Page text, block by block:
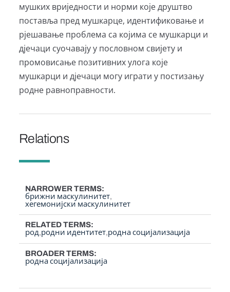
мушких вриједности и норми које друштво
поставља пред мушкарце, идентификовање и
рјешавање проблема са којима се мушкарци и
дјечаци суочавају у пословном свијету и
промовисање позитивних улога које
мушкарци и дјечаци могу играти у постизању
родне равноправности.
Relations
NARROWER TERMS
брижни маскулинитет
хегемонијски маскулинитет
RELATED TERMS
род родни идентитет родна социјализација
BROADER TERMS
родна социјализација